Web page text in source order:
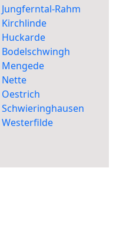
Rahm
Kirchlinde
Huckarde
Mengede
Nette
Oestrich
Westerfilde